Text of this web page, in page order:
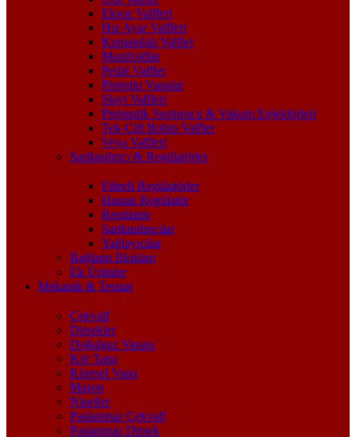
Eksoz Valfleri
Hız Ayar Valfleri
Kumandalı Valfler
Manifoldlar
Pedal Valfler
Pistonlu Vanalar
Slayt Valfleri
Pnömatik Susturucu & Vakum Enjektörleri
Tek-Çift Bobin Valfler
Veya Valfleri
Şartlandırıcı & Regülatörler
Filtreli Regülatörler
Hassas Regülatör
Regülatör
Şartlandırıcılar
Yağlayıcılar
Bağlantı Blokları
Ek Ürünler
Mekanik & Tesisat
Çekvalf
Dirsekler
Doğalgaz Vanası
Kör Tapa
Küresel Vana
Maşon
Nipeller
Paslanmaz Çekvalf
Paslanmaz Dirsek